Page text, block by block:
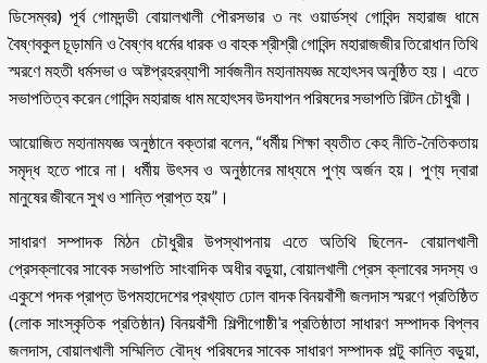
ডিসেম্বর) পূর্ব গোমদন্ডী বোয়ালখালী পৌরসভার ৩ নং ওয়ার্ডস্থ গোবিন্দ মহারাজ ধামে
বৈষ্ণবকুল চূড়ামনি ও বৈষ্ণব ধর্মের ধারক ও বাহক শ্রীশ্রী গোবিন্দ মহারাজজীর তিরোধান তিথি
স্মরণে মহতী ধর্মসভা ও অষ্টপ্রহরব্যাপী সার্বজনীন মহানামযজ্ঞ মহোৎসব অনুষ্ঠিত হয়। এতে
সভাপতিত্ব করেন গোবিন্দ মহারাজ ধাম মহোৎসব উদযাপন পরিষদের সভাপতি রিটন চৌধুরী।
আয়োজিত মহানামযজ্ঞ অনুষ্ঠানে বক্তারা বলেন, “ধর্মীয় শিক্ষা ব্যতীত কেহ নীতি-নৈতিকতায়
সমৃদ্ধ হতে পারে না। ধর্মীয় উৎসব ও অনুষ্ঠানের মাধ্যমে পুণ্য অর্জন হয়। পুণ্য দ্বারা
মানুষের জীবনে সুখ ও শান্তি প্রাপ্ত হয়”।
সাধারণ সম্পাদক মিঠন চৌধুরীর উপস্থাপনায় এতে অতিথি ছিলেন- বোয়ালখালী
প্রেসক্লাবের সাবেক সভাপতি সাংবাদিক অধীর বড়ুয়া, বোয়ালখালী প্রেস ক্লাবের সদস্য ও
একুশে পদক প্রাপ্ত উপমহাদেশের প্রখ্যাত ঢোল বাদক বিনয়বাঁশী জলদাস স্মরণে প্রতিষ্ঠিত
(লোক সাংস্কৃতিক প্রতিষ্ঠান) বিনয়বাঁশী শিল্পীগোষ্ঠী’র প্রতিষ্ঠাতা সাধারণ সম্পাদক বিপ্লব
জলদাস, বোয়ালখালী সম্মিলিত বৌদ্ধ পরিষদের সাবেক সাধারণ সম্পাদক পল্টু কান্তি বড়ুয়া,